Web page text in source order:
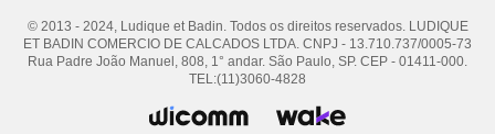
© 2013 - 2024, Ludique et Badin. Todos os direitos reservados. LUDIQUE
ET BADIN COMERCIO DE CALCADOS LTDA. CNPJ - 13.710.737/0005-73
Rua Padre João Manuel, 808, 1° andar. São Paulo, SP. CEP - 01411-000.
TEL:(11)3060-4828